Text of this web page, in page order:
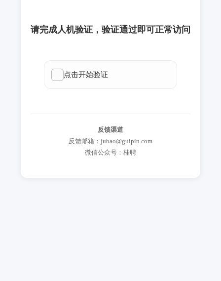
请完成人机验证，验证通过即可正常访问
反馈渠道
反馈邮箱：jubao@guipin.com
微信公众号：桂聘